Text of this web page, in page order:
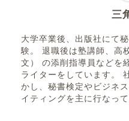
三
大学卒業後、出版社にて
験。 退職後は塾講師、高
文） の添削指導員などを
ライターをしています。
かし、秘書検定やビジネ
イティングを主に行なって